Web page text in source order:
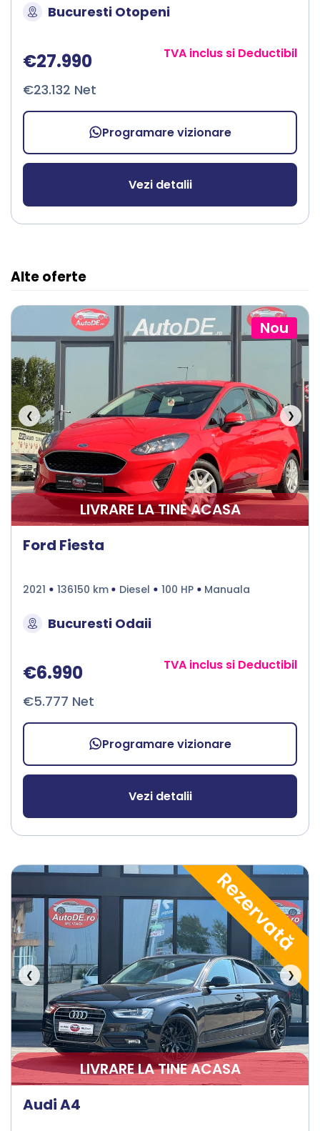
Bucuresti Otopeni
€27.990
€23.132 Net
TVA inclus si Deductibil
Programare vizionare
Vezi detalii
Alte oferte
Nou
❮ ❯
LIVRARE LA TINE ACASA
Ford Fiesta
2021 136150 km Diesel 100 HP Manuala
Bucuresti Odaii
€6.990
€5.777 Net
TVA inclus si Deductibil
Programare vizionare
Vezi detalii
Rezervată
❮ ❯
LIVRARE LA TINE ACASA
Audi A4